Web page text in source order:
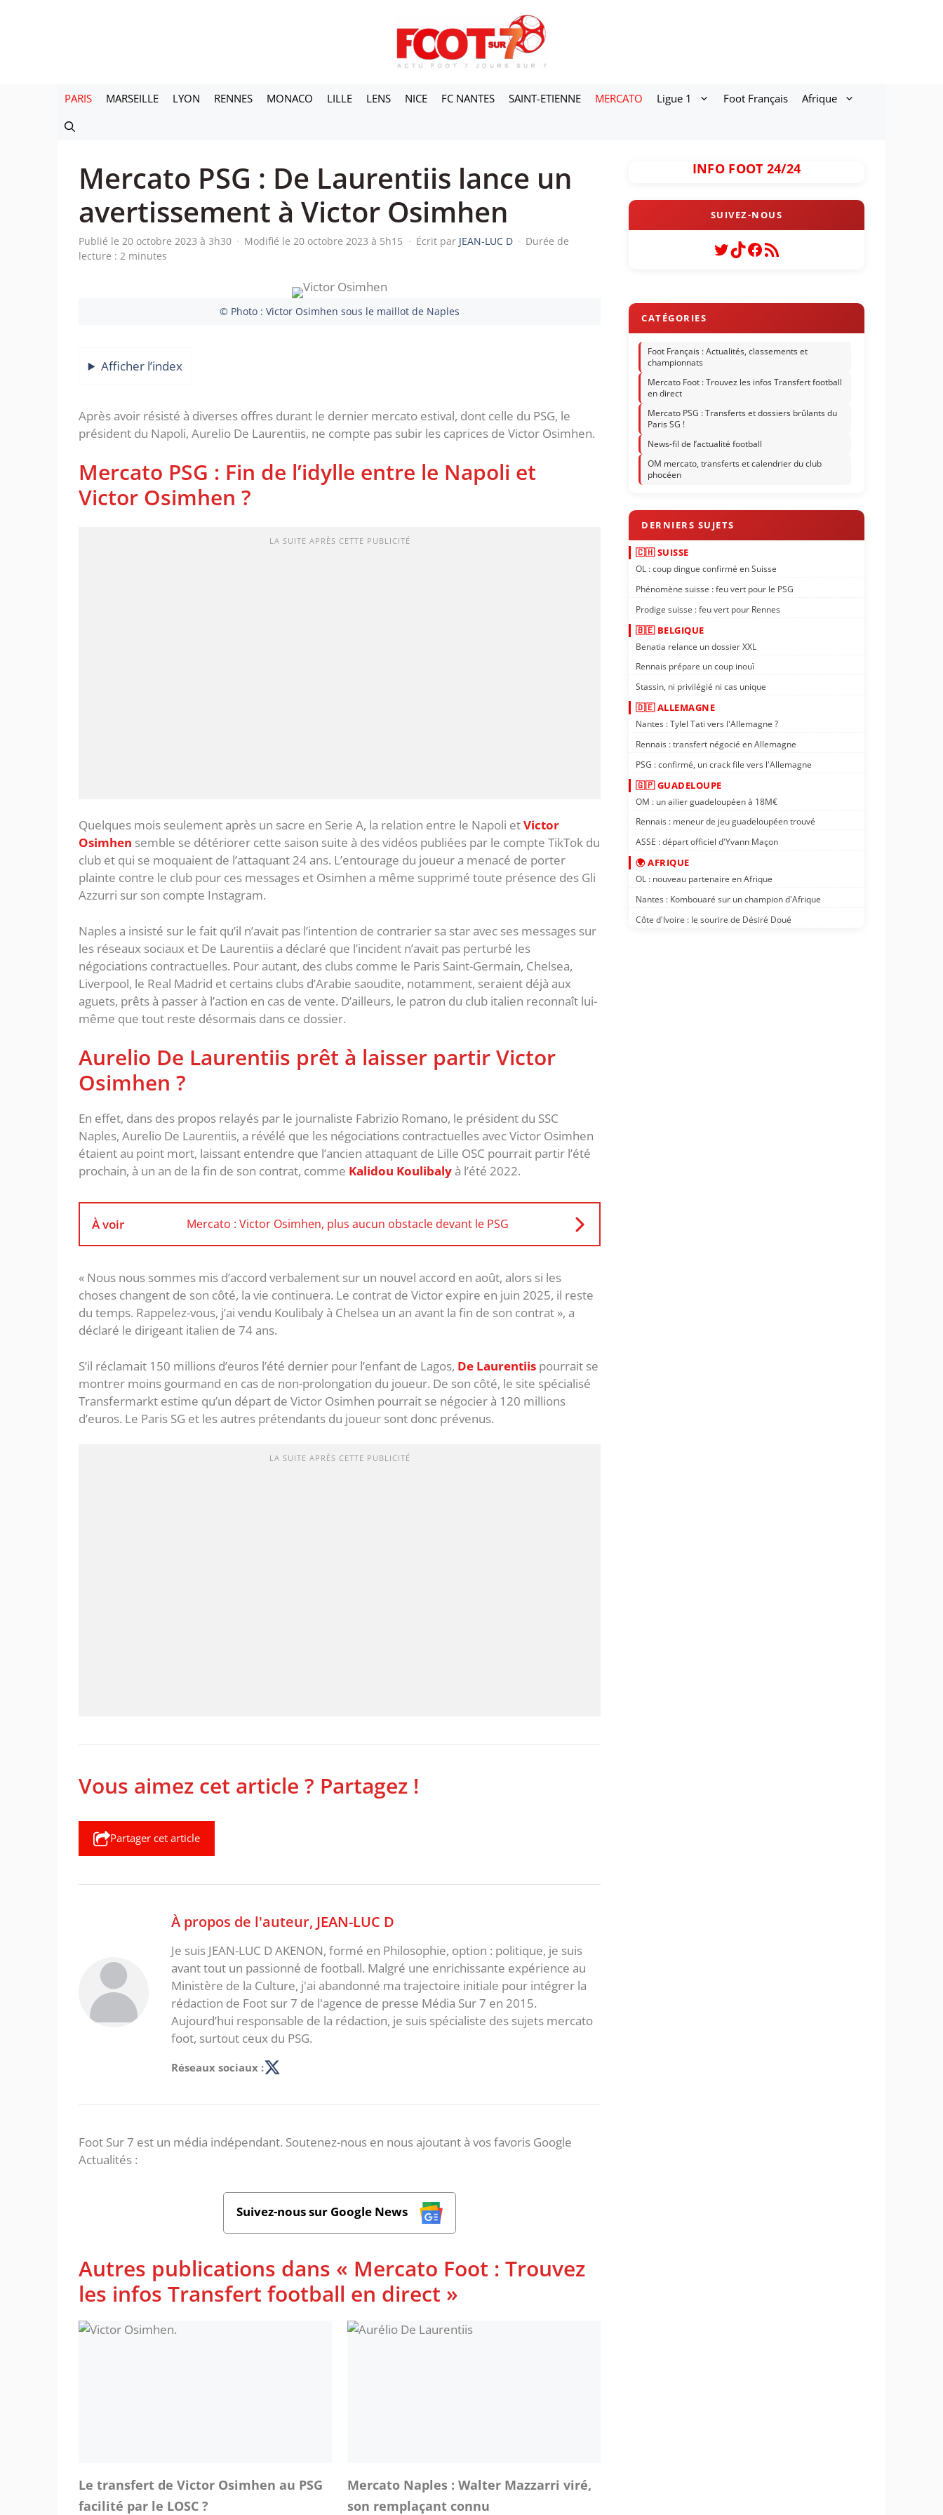
PARIS MARSEILLE LYON RENNES MONACO LILLE LENS NICE FC NANTES SAINT-ETIENNE MERCATO Ligue 1 Foot Français Afrique
Mercato PSG : De Laurentiis lance un
avertissement à Victor Osimhen
Publié le 20 octobre 2023 à 3h30 · Modifié le 20 octobre 2023 à 5h15 · Écrit par JEAN-LUC D · Durée de
lecture : 2 minutes
© Photo : Victor Osimhen sous le maillot de Naples
Afficher l’index
Après avoir résisté à diverses offres durant le dernier mercato estival, dont celle du PSG, le
président du Napoli, Aurelio De Laurentiis, ne compte pas subir les caprices de Victor Osimhen.
Mercato PSG : Fin de l’idylle entre le Napoli et
Victor Osimhen ?
LA SUITE APRÈS CETTE PUBLICITÉ
Quelques mois seulement après un sacre en Serie A, la relation entre le Napoli etVictor
Osimhen semble se détériorer cette saison suite à des vidéos publiées par le compte TikTok du
club et qui se moquaient de l’attaquant 24 ans. L’entourage du joueur a menacé de porter
plainte contre le club pour ces messages et Osimhen a même supprimé toute présence des Gli
Azzurri sur son compte Instagram.
Naples a insisté sur le fait qu’il n’avait pas l’intention de contrarier sa star avec ses messages sur
les réseaux sociaux et De Laurentiis a déclaré que l’incident n’avait pas perturbé les
négociations contractuelles. Pour autant, des clubs comme le Paris Saint-Germain, Chelsea,
Liverpool, le Real Madrid et certains clubs d’Arabie saoudite, notamment, seraient déjà aux
aguets, prêts à passer à l’action en cas de vente. D’ailleurs, le patron du club italien reconnaît lui-
même que tout reste désormais dans ce dossier.
Aurelio De Laurentiis prêt à laisser partir Victor
Osimhen ?
En effet, dans des propos relayés par le journaliste Fabrizio Romano, le président du SSC
Naples, Aurelio De Laurentiis, a révélé que les négociations contractuelles avec Victor Osimhen
étaient au point mort, laissant entendre que l’ancien attaquant de Lille OSC pourrait partir l’été
prochain, à un an de la fin de son contrat, comme Kalidou Koulibalyà l’été 2022.
À voir Mercato : Victor Osimhen, plus aucun obstacle devant le PSG
« Nous nous sommes mis d’accord verbalement sur un nouvel accord en août, alors si les
choses changent de son côté, la vie continuera. Le contrat de Victor expire en juin 2025, il reste
du temps. Rappelez-vous, j’ai vendu Koulibaly à Chelsea un an avant la fin de son contrat », a
déclaré le dirigeant italien de 74 ans.
S’il réclamait 150 millions d’euros l’été dernier pour l’enfant de Lagos, De Laurentiis pourrait se
montrer moins gourmand en cas de non-prolongation du joueur. De son côté, le site spécialisé
Transfermarkt estime qu’un départ de Victor Osimhen pourrait se négocier à 120 millions
d’euros. Le Paris SG et les autres prétendants du joueur sont donc prévenus.
LA SUITE APRÈS CETTE PUBLICITÉ
Vous aimez cet article ? Partagez !
Partager cet article
À propos de l'auteur, JEAN-LUC D
Je suis JEAN-LUC D AKENON, formé en Philosophie, option : politique, je suis
avant tout un passionné de football. Malgré une enrichissante expérience au
Ministère de la Culture, j'ai abandonné ma trajectoire initiale pour intégrer la
rédaction de Foot sur 7 de l'agence de presse Média Sur 7 en 2015.
Aujourd’hui responsable de la rédaction, je suis spécialiste des sujets mercato
foot, surtout ceux du PSG.
Réseaux sociaux :
Foot Sur 7 est un média indépendant. Soutenez-nous en nous ajoutant à vos favoris Google
Actualités :
Suivez-nous sur Google News
Autres publications dans « Mercato Foot : Trouvez
les infos Transfert football en direct »
Le transfert de Victor Osimhen au PSG
facilité par le LOSC ?
Mercato Naples : Walter Mazzarri viré,
son remplaçant connu
INFO FOOT 24/24
Twitter
TikTok
Facebook
Flux RSS
Foot Français : Actualités, classements et
championnats
Mercato Foot : Trouvez les infos Transfert football
en direct
Mercato PSG : Transferts et dossiers brûlants du
Paris SG !
News-fil de l’actualité football
OM mercato, transferts et calendrier du club
phocéen
🇨🇭 SUISSE
OL : coup dingue confirmé en Suisse
Phénomène suisse : feu vert pour le PSG
Prodige suisse : feu vert pour Rennes
🇧🇪 BELGIQUE
Benatia relance un dossier XXL
Rennais prépare un coup inouï
Stassin, ni privilégié ni cas unique
🇩🇪 ALLEMAGNE
Nantes : Tylel Tati vers l'Allemagne ?
Rennais : transfert négocié en Allemagne
PSG : confirmé, un crack file vers l'Allemagne
🇬🇵 GUADELOUPE
OM : un ailier guadeloupéen à 18M€
Rennais : meneur de jeu guadeloupéen trouvé
ASSE : départ officiel d'Yvann Maçon
🌍 AFRIQUE
OL : nouveau partenaire en Afrique
Nantes : Kombouaré sur un champion d'Afrique
Côte d'Ivoire : le sourire de Désiré Doué